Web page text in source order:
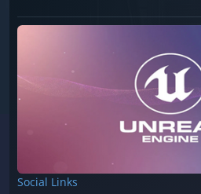
Social Links